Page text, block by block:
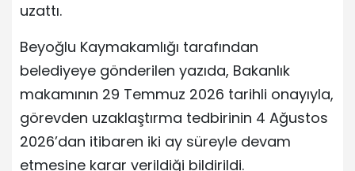
uzattı.
Beyoğlu Kaymakamlığı tarafından
belediyeye gönderilen yazıda, Bakanlık
makamının 29 Temmuz 2026 tarihli onayıyla,
görevden uzaklaştırma tedbirinin 4 Ağustos
2026’dan itibaren iki ay süreyle devam
etmesine karar verildiği bildirildi.